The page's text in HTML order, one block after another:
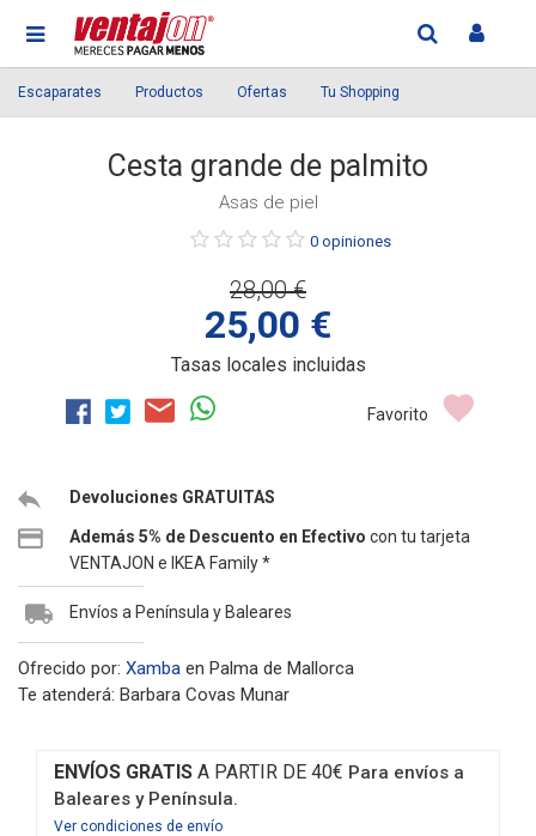
Escaparates Productos Ofertas Tu Shopping
Cesta grande de palmito
Asas de piel
Púntue
0 opiniones
28,00 €
25,00 €
Tasas locales incluidas
Favorito
Devoluciones GRATUITAS
Además 5% de Descuento en Efectivo con tu tarjeta
VENTAJON e IKEA Family *
Envíos a Península y Baleares
Ofrecido por: Xamba en Palma de Mallorca
Te atenderá: Barbara Covas Munar
ENVÍOS GRATIS A PARTIR DE 40€ Para envíos a
Baleares y Península.
Ver condiciones de envío